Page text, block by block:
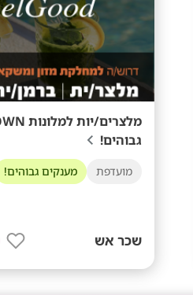
גבוהים!
מועדפת מענקים גבוהים!
שכר אש